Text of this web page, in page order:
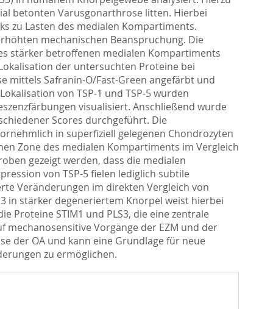
betonten Varusgonarthrose litten. Hierbei
zu Lasten des medialen Kompartiments.
mechanischen Beanspruchung. Die
stärker betroffenen medialen Kompartiments
der untersuchten Proteine bei
mittels Safranin-O/Fast-Green angefärbt und
von TSP-1 und TSP-5 wurden
visualisiert. Anschließend wurde
Scores durchgeführt. Die
in superfiziell gelegenen Chondrozyten
Zone des medialen Kompartiments im Vergleich
gezeigt werden, dass die medialen
von TSP-5 fielen lediglich subtile
Veränderungen im direkten Vergleich von
in stärker degeneriertem Knorpel weist hierbei
Proteine STIM1 und PLS3, die eine zentrale
mechanosensitive Vorgänge der EZM und der
der OA und kann eine Grundlage für neue
zu ermöglichen.